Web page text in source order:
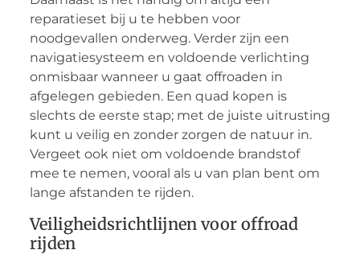
reparatieset bij u te hebben voor
noodgevallen onderweg. Verder zijn een
navigatiesysteem en voldoende verlichting
onmisbaar wanneer u gaat offroaden in
afgelegen gebieden. Een quad kopen is
slechts de eerste stap; met de juiste uitrusting
kunt u veilig en zonder zorgen de natuur in.
Vergeet ook niet om voldoende brandstof
mee te nemen, vooral als u van plan bent om
lange afstanden te rijden.
Veiligheidsrichtlijnen voor offroad
rijden